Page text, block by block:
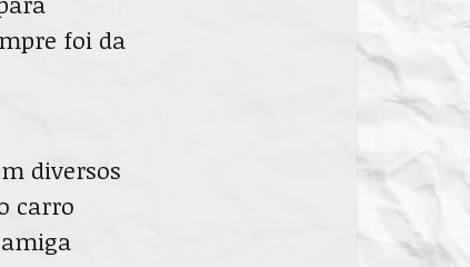
foi da
diversos
carro